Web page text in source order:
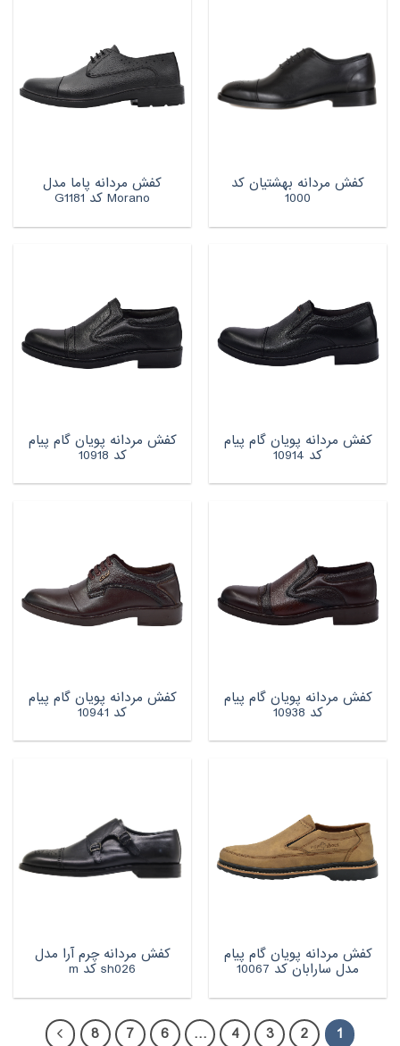
کفش مردانه بهشتیان کد
1000
کفش مردانه پاما مدل
Morano کد G1181
کفش مردانه پویان گام پیام
کد 10914
کفش مردانه پویان گام پیام
کد 10918
کفش مردانه پویان گام پیام
کد 10938
کفش مردانه پویان گام پیام
کد 10941
کفش مردانه پویان گام پیام
مدل سارابان کد 10067
کفش مردانه چرم آرا مدل
sh026 کد m
1
2
3
4
…
6
7
8